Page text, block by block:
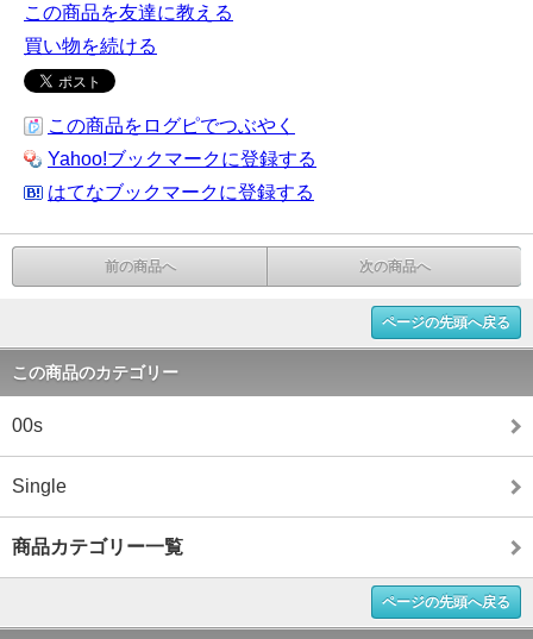
この商品を友達に教える
買い物を続ける
この商品をログピでつぶやく
Yahoo!ブックマークに登録する
はてなブックマークに登録する
前の商品へ 次の商品へ
ページの先頭へ戻る
この商品のカテゴリー
00s
Single
商品カテゴリー一覧
ページの先頭へ戻る